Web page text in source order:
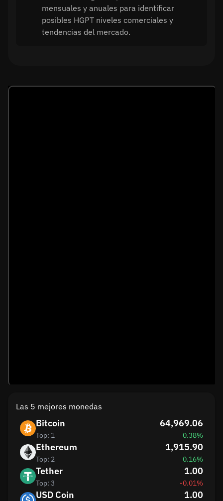
mensuales y anuales para identificar
posibles HGPT niveles comerciales y
tendencias del mercado.
Las 5 mejores monedas
Bitcoin
Top: 1
64,969.06
0.38%
Ethereum
Top: 2
1,915.90
0.16%
Tether
Top: 3
1.00
-0.01%
USD Coin 1.00